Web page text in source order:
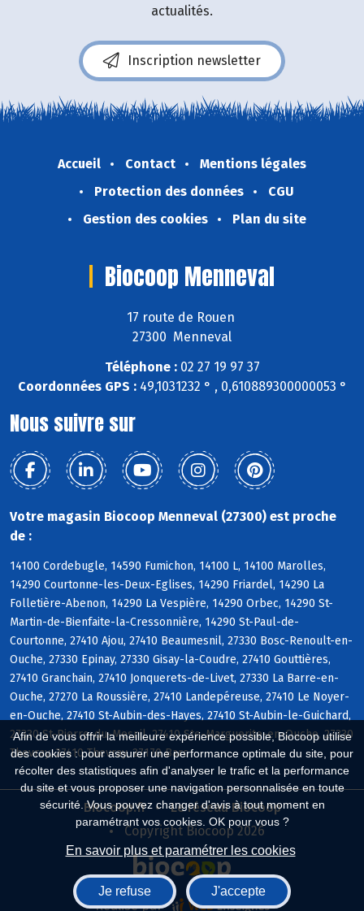
Afin de vous offrir la meilleure expérience possible, Biocoop utilise
des cookies : pour assurer une performance optimale du site, pour
récolter des statistiques afin d'analyser le trafic et la performance
du site et vous proposer une navigation personnalisée en toute
sécurité. Vous pouvez changer d'avis à tout moment en
paramétrant vos cookies. OK pour vous ?
En savoir plus et paramétrer les cookies
Je refuse J'accepte
actualités.
Inscription newsletter
Accueil Contact
Mentions légales
Protection des données
CGU
Gestion des cookies
Plan du site
Biocoop Menneval
17 route de Rouen
27300 Menneval
Téléphone :02 27 19 97 37
Coordonnées GPS :49,1031232 ° , 0,610889300000053 °
Nous suivre sur
Votre magasin Biocoop Menneval (27300) est proche
de :
14100 Cordebugle, 14590 Fumichon, 14100 L, 14100 Marolles,
14290 Courtonne-les-Deux-Eglises, 14290 Friardel, 14290 La
Folletière-Abenon, 14290 La Vespière, 14290 Orbec, 14290 St-
Martin-de-Bienfaite-la-Cressonnière, 14290 St-Paul-de-
Courtonne, 27410 Ajou, 27410 Beaumesnil, 27330 Bosc-Renoult-en-
Ouche, 27330 Epinay, 27330 Gisay-la-Coudre, 27410 Gouttières,
27410 Granchain, 27410 Jonquerets-de-Livet, 27330 La Barre-en-
Ouche, 27270 La Roussière, 27410 Landepéreuse, 27410 Le Noyer-
en-Ouche, 27410 St-Aubin-des-Hayes, 27410 St-Aubin-le-Guichard,
27330 St-Pierre-du-Mesnil, 27410 Ste-Marguerite-en-Ouche, 27330
Thevray, 27410 Thevray, 27170 Barc
Biocoop.fr
Le réseau Biocoop
Copyright Biocoop 2026
Réalisé par